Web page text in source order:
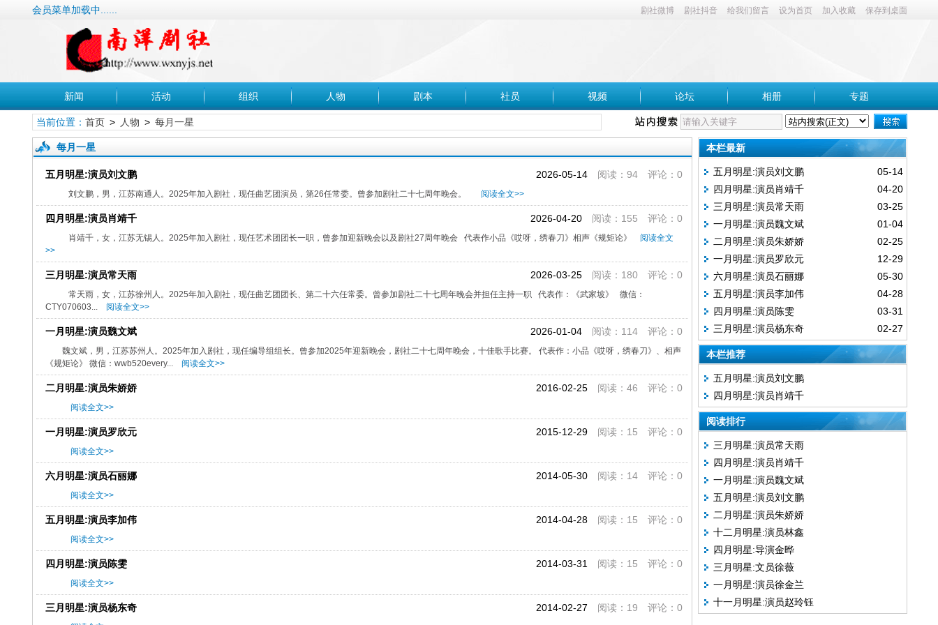
会员菜单加载中...... 剧社微博 剧社抖音 给我们留言 设为首页 加入收藏 保存到桌面
新闻 活动 组织 人物 剧本 社员 视频 论坛 相册 专题
当前位置： 首页> 人物 > 每月一星
每月一星
2026-05-14阅读：94 评论：0
五月明星:演员刘文鹏
刘文鹏，男，江苏南通人。2025年加入剧社，现任曲艺团演员，第26任常委。曾参加剧社二十七周年晚会。 阅读全文>>
2026-04-20阅读：155 评论：0
四月明星:演员肖靖千
肖靖千，女，江苏无锡人。2025年加入剧社，现任艺术团团长一职，曾参加迎新晚会以及剧社27周年晚会 代表作小品《哎呀，绣春刀》相声《规矩论》
阅读全文
>>
2026-03-25阅读：180 评论：0
三月明星:演员常天雨
常天雨，女，江苏徐州人。2025年加入剧社，现任曲艺团团长、第二十六任常委。曾参加剧社二十七周年晚会并担任主持一职 代表作：《武家坡》 微信：
CTY070603...
阅读全文>>
2026-01-04阅读：114 评论：0
一月明星:演员魏文斌
魏文斌，男，江苏苏州人。2025年加入剧社，现任编导组组长。曾参加2025年迎新晚会，剧社二十七周年晚会，十佳歌手比赛。 代表作：小品《哎呀，绣春刀》、相声
《规矩论》 微信：wwb520every...
阅读全文>>
2016-02-25阅读：46 评论：0
二月明星:演员朱娇娇
阅读全文>>
2015-12-29阅读：15 评论：0
一月明星:演员罗欣元
阅读全文>>
2014-05-30阅读：14 评论：0
六月明星:演员石丽娜
阅读全文>>
2014-04-28阅读：15 评论：0
五月明星:演员李加伟
阅读全文>>
2014-03-31 阅读：15 评论：0
四月明星:演员陈雯
阅读全文>>
2014-02-27 阅读：19 评论：0
三月明星:演员杨东奇
本栏最新
05-14
五月明星:演员刘文鹏
04-20
四月明星:演员肖靖千
03-25
三月明星:演员常天雨
01-04
一月明星:演员魏文斌
02-25
二月明星:演员朱娇娇
12-29
一月明星:演员罗欣元
05-30
六月明星:演员石丽娜
04-28
五月明星:演员李加伟
03-31
四月明星:演员陈雯
02-27
三月明星:演员杨东奇
本栏推荐
五月明星:演员刘文鹏
四月明星:演员肖靖千
阅读排行
三月明星:演员常天雨
四月明星:演员肖靖千
一月明星:演员魏文斌
五月明星:演员刘文鹏
二月明星:演员朱娇娇
十二月明星:演员林鑫
四月明星:导演金晔
三月明星:文员徐薇
一月明星:演员徐金兰
十一月明星:演员赵玲钰